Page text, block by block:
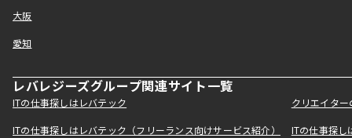
大阪
愛知
レバレジーズグループ関連サイト一覧
ITの仕事探しはレバテック クリエイタ
ITの仕事探しはレバテック（フリーランス向けサービス紹介） ITの仕事探